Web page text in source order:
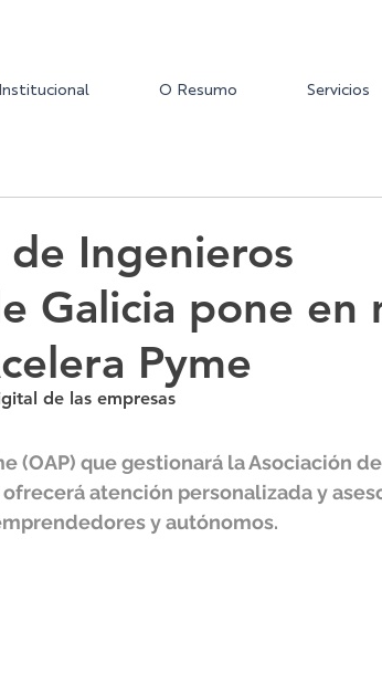
Institucional O Resumo Servicios
de Ingenieros
Galicia pone en
Pyme
de las empresas
(OAP) que gestionará la Asociación
atención personalizada y
y autónomos.